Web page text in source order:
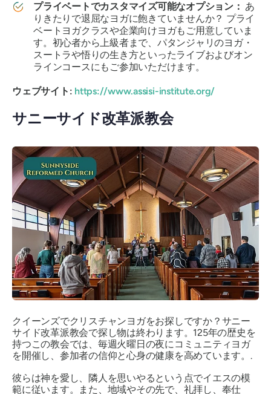
プライベートでカスタマイズ可能なオプション： あ
りきたりで退屈なヨガに飽きていませんか？ プライ
ベートヨガクラスや企業向けヨガもご用意していま
す。初心者から上級者まで、パタンジャリのヨガ・
スートラや悟りの生き方といったライブおよびオン
ラインコースにもご参加いただけます。
ウェブサイト: https://www.assisi-institute.org/
サニーサイド改革派教会
クイーンズでクリスチャンヨガをお探しですか？サニー
サイド改革派教会で探し物は終わります。125年の歴史を
持つこの教会では、毎週火曜日の夜にコミュニティヨガ
を開催し、参加者の信仰と心身の健康を高めています。.
彼らは神を愛し、隣人を思いやるという点でイエスの模
範に従います。また、地域やその先で、礼拝し、奉仕